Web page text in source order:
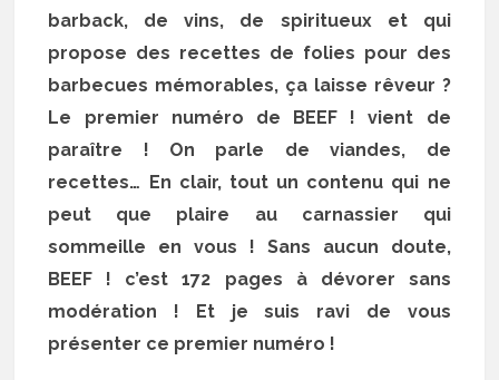
barback, de vins, de spiritueux et qui
propose des recettes de folies pour des
barbecues mémorables, ça laisse rêveur ?
Le premier numéro de BEEF ! vient de
paraître ! On parle de viandes, de
recettes… En clair, tout un contenu qui ne
peut que plaire au carnassier qui
sommeille en vous ! Sans aucun doute,
BEEF ! c’est 172 pages à dévorer sans
modération ! Et je suis ravi de vous
présenter ce premier numéro !